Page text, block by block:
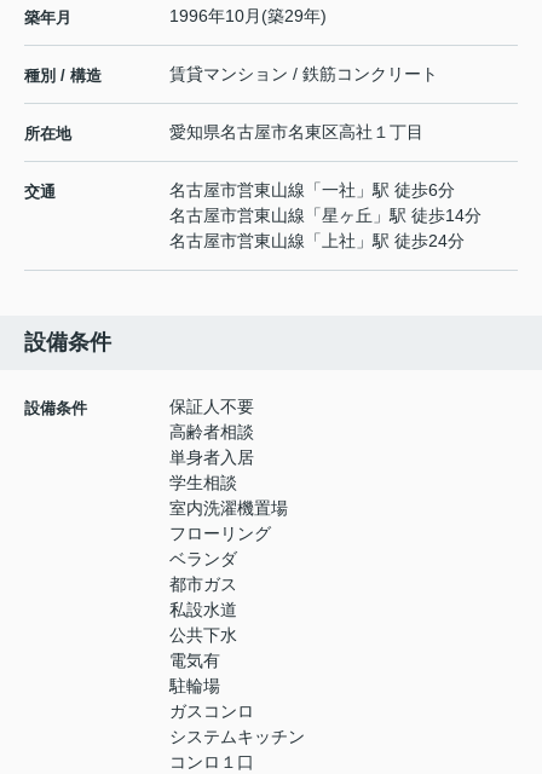
築年月 1996年10月(築29年)
種別 / 構造 賃貸マンション / 鉄筋コンクリート
所在地 愛知県名古屋市名東区高社 １丁目
交通 名古屋市営東山線 「一社 」駅 徒歩6分
名古屋市営東山線 「星ヶ丘 」駅 徒歩14分
名古屋市営東山線 「 上社 」駅 徒歩24分
設備条件
設備条件
保証人不要
高齢者相談
単身者入居
学生相談
室内洗濯機置場
フローリング
ベランダ
都市ガス
私設水道
公共下水
電気有
駐輪場
ガスコンロ
システムキッチン
コンロ１口